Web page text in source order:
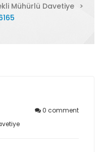
Mühürlü Davetiye
>
0 comment